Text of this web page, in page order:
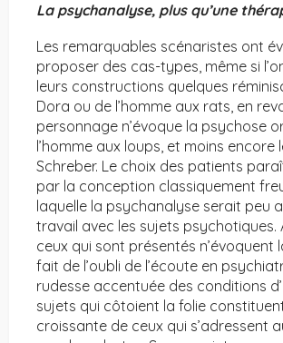
La psychanalyse, plus qu’une
Les remarquables scénaristes ont
proposer des cas-types, même si
leurs constructions quelques
Dora ou de l’homme aux rats, en
personnage n’évoque la psychose
l’homme aux loups, et moins encore
Schreber. Le choix des patients
par la conception classiquement
laquelle la psychanalyse serait peu
travail avec les sujets psychotiques.
ceux qui sont présentés n’évoquent
fait de l’oubli de l’écoute en
rudesse accentuée des conditions
sujets qui côtoient la folie
croissante de ceux qui s’adressent